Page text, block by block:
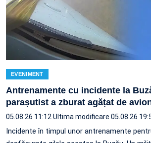
EVENIMENT
Antrenamente cu incidente la
parașutist a zburat agățat de
05.08.26 11:12 Ultima modificare 05.08.26
Incidente în timpul unor antrenamente